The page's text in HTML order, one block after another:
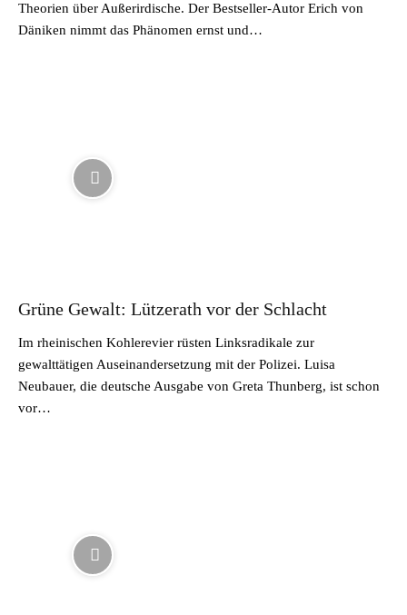
Theorien über Außerirdische. Der Bestseller-Autor Erich von
Däniken nimmt das Phänomen ernst und…
Grüne Gewalt: Lützerath vor der Schlacht
Im rheinischen Kohlerevier rüsten Linksradikale zur
gewalttätigen Auseinandersetzung mit der Polizei. Luisa
Neubauer, die deutsche Ausgabe von Greta Thunberg, ist schon
vor…